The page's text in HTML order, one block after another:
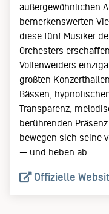
außergewöhnlichen
bemerkenswerten
diese fünf Musiker
Orchesters
Vollenweiders
größten
Bässen,
Transparenz,
berührenden
bewegen sich seine
— und heben ab.
Offizielle